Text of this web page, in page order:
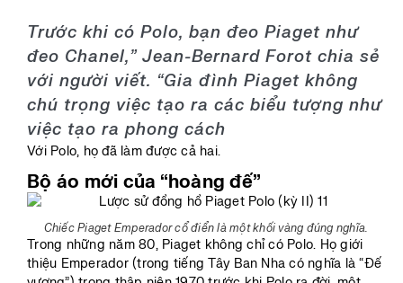
Trước khi có Polo, bạn đeo Piaget như
đeo Chanel,” Jean-Bernard Forot chia sẻ
với người viết. “Gia đình Piaget không
chú trọng việc tạo ra các biểu tượng như
việc tạo ra phong cách
Với Polo, họ đã làm được cả hai.
Bộ áo mới của “hoàng đế”
Chiếc Piaget Emperador cổ điển là một khối vàng đúng nghĩa.
Trong những năm 80, Piaget không chỉ có Polo. Họ giới
thiệu Emperador (trong tiếng Tây Ban Nha có nghĩa là “Đế